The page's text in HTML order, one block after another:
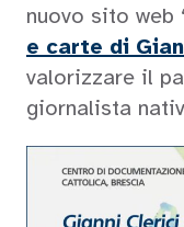
nuovo sito web
e carte di
valorizzare il
giornalista